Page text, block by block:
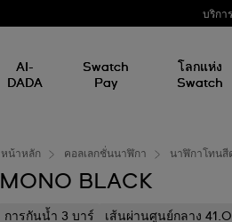
บริกา
AI-
DADA
Swatch
Pay
โลกแห่ง
Swatch
หน้าหลัก คอลเลกชั่นนาฬิกา นาฬิกาโทนสี
MONO BLACK
การกันน้ำ 3 บาร์ เส้นผ่านศูนย์กลาง